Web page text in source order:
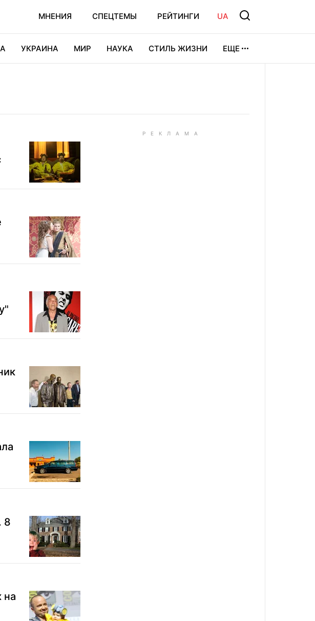
МНЕНИЯ СПЕЦТЕМЫ РЕЙТИНГИ UA
УКРАИНА МИР НАУКА СТИЛЬ ЖИЗНИ ЕЩЕ
8
на